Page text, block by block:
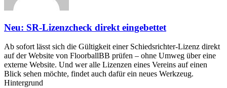
Neu: SR-Lizenzcheck direkt eingebettet
Ab sofort lässt sich die Gültigkeit einer Schiedsrichter-Lizenz direkt
auf der Website von FloorballBB prüfen – ohne Umweg über eine
externe Website. Und wer alle Lizenzen eines Vereins auf einen
Blick sehen möchte, findet auch dafür ein neues Werkzeug.
Hintergrund